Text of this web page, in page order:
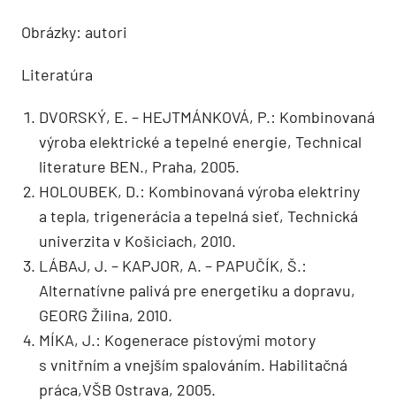
Obrázky: autori
Literatúra
DVORSKÝ, E. – HEJTMÁNKOVÁ, P.: Kombinovaná
výroba elektrické a tepelné energie, Technical
literature BEN., Praha, 2005.
HOLOUBEK, D.: Kombinovaná výroba elektriny
a tepla, trigenerácia a tepelná sieť, Technická
univerzita v Košiciach, 2010.
LÁBAJ, J. – KAPJOR, A. – PAPUČÍK, Š.:
Alternatívne palivá pre energetiku a dopravu,
GEORG Žilina, 2010.
MÍKA, J.: Kogenerace pístovými motory
s vnitřním a vnejším spalováním. Habilitačná
práca,VŠB Ostrava, 2005.